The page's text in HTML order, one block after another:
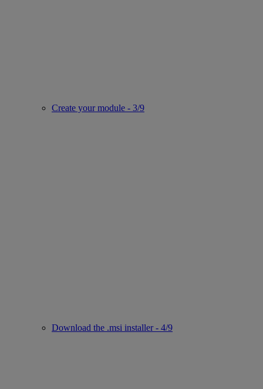
Create your module - 3/9
Download the .msi installer - 4/9